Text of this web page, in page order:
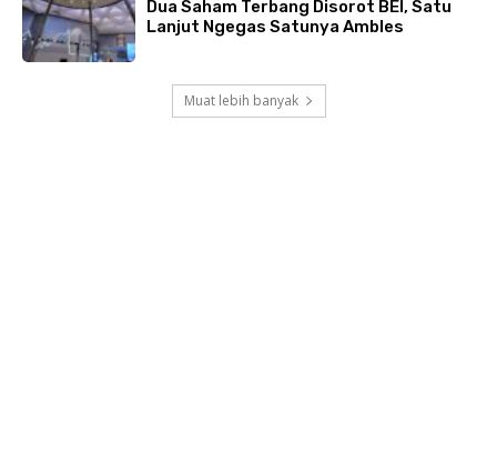
Dua Saham Terbang Disorot BEI, Satu
Lanjut Ngegas Satunya Ambles
Muat lebih banyak